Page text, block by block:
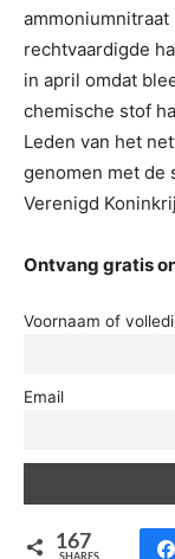
rechtvaardigde
in april omdat
chemische stof
Leden van het
genomen met de
Verenigd
Ontvang gratis
Voornaam of
Email
167
SHARES